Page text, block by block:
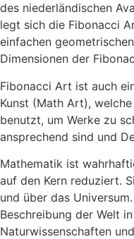
des niederländischen
legt sich die Fibonacci
einfachen
Dimensionen der
Fibonacci Art ist auch
Kunst (Math Art),
benutzt, um Werke zu
ansprechend sind und
Mathematik ist
auf den Kern reduziert.
und über das
Beschreibung der Welt
Naturwissenschaften